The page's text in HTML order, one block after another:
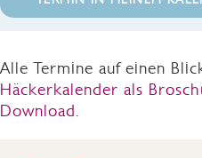
Alle Termine auf einen
Häckerkalender als
Download.